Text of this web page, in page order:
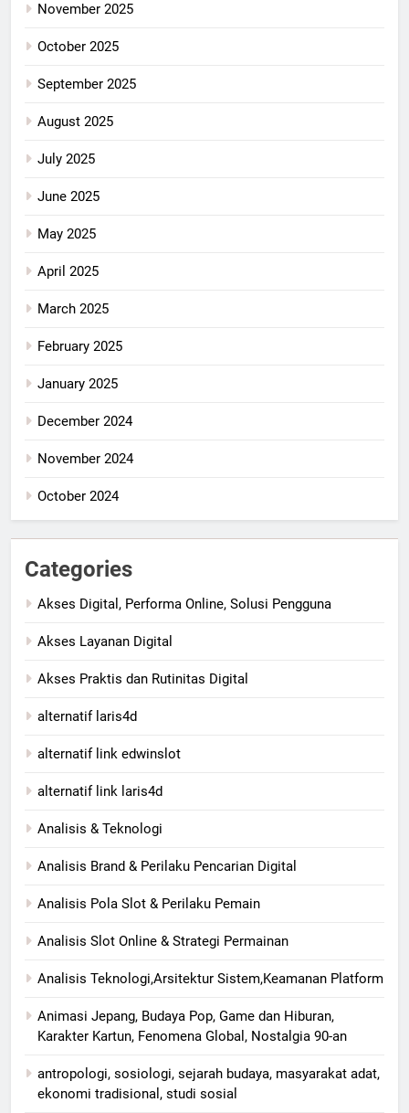
November 2025
October 2025
September 2025
August 2025
July 2025
June 2025
May 2025
April 2025
March 2025
February 2025
January 2025
December 2024
November 2024
October 2024
Categories
Akses Digital, Performa Online, Solusi Pengguna
Akses Layanan Digital
Akses Praktis dan Rutinitas Digital
alternatif laris4d
alternatif link edwinslot
alternatif link laris4d
Analisis & Teknologi
Analisis Brand & Perilaku Pencarian Digital
Analisis Pola Slot & Perilaku Pemain
Analisis Slot Online & Strategi Permainan
Analisis Teknologi,Arsitektur Sistem,Keamanan Platform
Animasi Jepang, Budaya Pop, Game dan Hiburan,
Karakter Kartun, Fenomena Global, Nostalgia 90-an
antropologi, sosiologi, sejarah budaya, masyarakat adat,
ekonomi tradisional, studi sosial